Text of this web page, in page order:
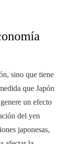
sino que tiene
que Japón
un efecto
del yen
japonesas,